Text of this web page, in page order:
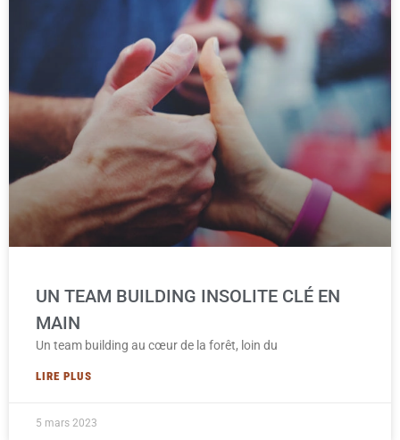
UN TEAM BUILDING INSOLITE CLÉ EN
MAIN
Un team building au cœur de la forêt, loin du
LIRE PLUS
5 mars 2023